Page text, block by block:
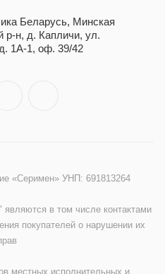
Беларусь, Минская
р-н, д. Капличи, ул.
1А-1, оф. 39/42
«Серимен» УНП: 691813264
являются в том числе контактами
покупателей о нарушении их
местных исполнительных и